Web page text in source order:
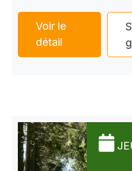
Voir le
détail